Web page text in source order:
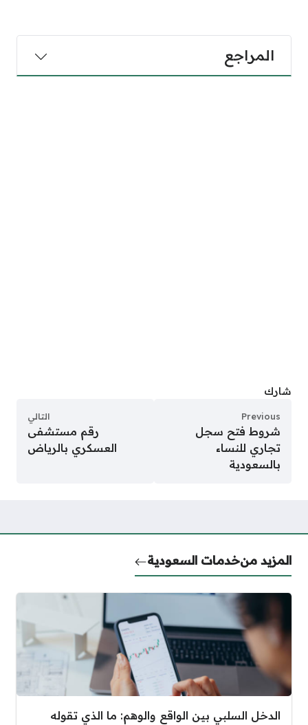
المراجع
شارك
Previous
شروط فتح سجل
تجاري للنساء
بالسعودية
التالي
رقم مستشفى
العسكري بالرياض
المزيد منخدمات السعودية
الدخل السلبي بين الواقع والوهم: ما الذي تقوله